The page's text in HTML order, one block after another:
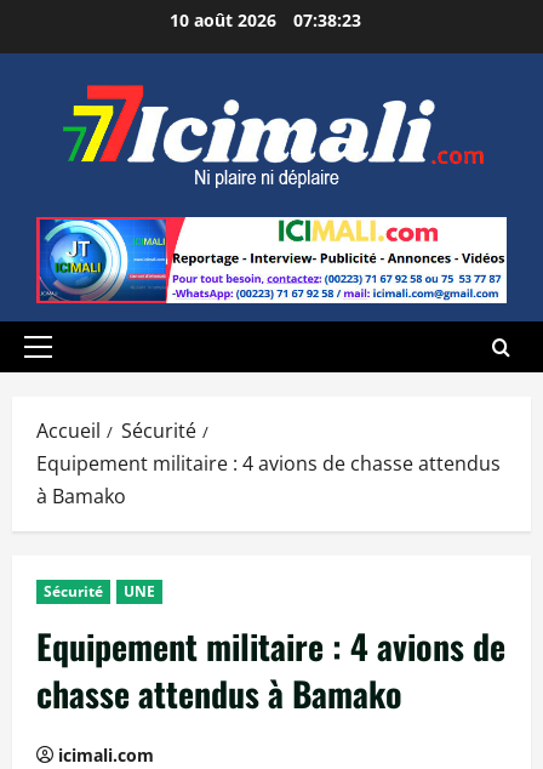
au
10 août 2026 07:38:24
Menu
Accueil
Sécurité
Equipement militaire : 4 avions de chasse attendus
à Bamako
Sécurité UNE
Equipement militaire : 4 avions de
chasse attendus à Bamako
icimali.com